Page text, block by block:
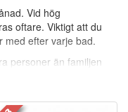
Vid hög
oftare. Viktigt att du
med efter varje bad.
personer än familjen
före och efter